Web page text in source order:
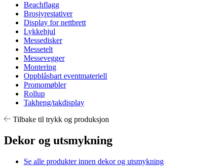
Beachflagg
Brosjyrestativer
Display for nettbrett
Lykkehjul
Messedisker
Messetelt
Messevegger
Montering
Oppblåsbart eventmateriell
Promomøbler
Rollup
Takheng/takdisplay
Tilbake til trykk og produksjon
Dekor og utsmykning
Se alle produkter innen dekor og utsmykning